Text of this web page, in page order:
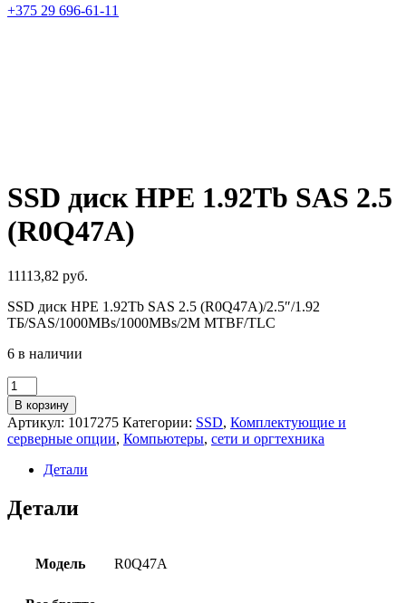
+375 29 696-61-11
SSD диск HPE 1.92Tb SAS 2.5
(R0Q47A)
11113,82 руб.
SSD диск HPE 1.92Tb SAS 2.5 (R0Q47A)/2.5″/1.92
ТБ/SAS/1000MBs/1000MBs/2M MTBF/TLC
6 в наличии
Количество
товара
SSD
диск
HPE
1.92Tb
2.5
(R0Q47A)
В корзину
Артикул: 1017275 Категории: SSD, Комплектующие и
серверные опции, Компьютеры, сети и оргтехника
Детали
Детали
Модель R0Q47A